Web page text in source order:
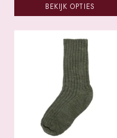
BEKIJK OPTIES